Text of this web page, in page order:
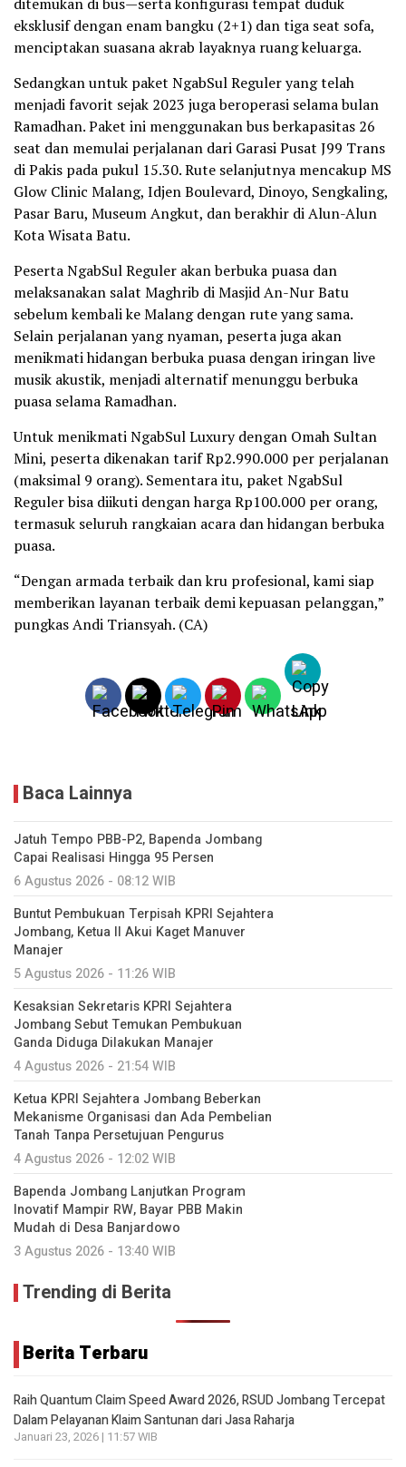
eksklusif dengan enam bangku (2+1) dan tiga seat sofa,
menciptakan suasana akrab layaknya ruang keluarga.
Sedangkan untuk paket NgabSul Reguler yang telah
menjadi favorit sejak 2023 juga beroperasi selama bulan
Ramadhan. Paket ini menggunakan bus berkapasitas 26
seat dan memulai perjalanan dari Garasi Pusat J99 Trans
di Pakis pada pukul 15.30. Rute selanjutnya mencakup MS
Glow Clinic Malang, Idjen Boulevard, Dinoyo, Sengkaling,
Pasar Baru, Museum Angkut, dan berakhir di Alun-Alun
Kota Wisata Batu.
Peserta NgabSul Reguler akan berbuka puasa dan
melaksanakan salat Maghrib di Masjid An-Nur Batu
sebelum kembali ke Malang dengan rute yang sama.
Selain perjalanan yang nyaman, peserta juga akan
menikmati hidangan berbuka puasa dengan iringan live
musik akustik, menjadi alternatif menunggu berbuka
puasa selama Ramadhan.
Untuk menikmati NgabSul Luxury dengan Omah Sultan
Mini, peserta dikenakan tarif Rp2.990.000 per perjalanan
(maksimal 9 orang). Sementara itu, paket NgabSul
Reguler bisa diikuti dengan harga Rp100.000 per orang,
termasuk seluruh rangkaian acara dan hidangan berbuka
puasa.
“Dengan armada terbaik dan kru profesional, kami siap
memberikan layanan terbaik demi kepuasan pelanggan,”
pungkas Andi Triansyah. (CA)
Baca Lainnya
Jatuh Tempo PBB-P2, Bapenda Jombang
Capai Realisasi Hingga 95 Persen
6 Agustus 2026 - 08:12 WIB
Buntut Pembukuan Terpisah KPRI Sejahtera
Jombang, Ketua II Akui Kaget Manuver
Manajer
5 Agustus 2026 - 11:26 WIB
Kesaksian Sekretaris KPRI Sejahtera
Jombang Sebut Temukan Pembukuan
Ganda Diduga Dilakukan Manajer
4 Agustus 2026 - 21:54 WIB
Ketua KPRI Sejahtera Jombang Beberkan
Mekanisme Organisasi dan Ada Pembelian
Tanah Tanpa Persetujuan Pengurus
4 Agustus 2026 - 12:02 WIB
Bapenda Jombang Lanjutkan Program
Inovatif Mampir RW, Bayar PBB Makin
Mudah di Desa Banjardowo
3 Agustus 2026 - 13:40 WIB
Trending di Berita
Berita Terbaru
Raih Quantum Claim Speed Award 2026, RSUD Jombang Tercepat
Dalam Pelayanan Klaim Santunan dari Jasa Raharja
Januari 23, 2026 | 11:57 WIB